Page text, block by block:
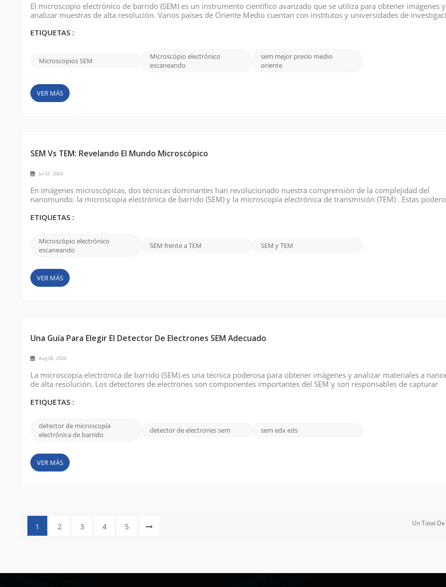
El microscopio electrónico de barrido (SEM) es un instrumento científico avanzado que se utiliza para obtener imágenes y
analizar muestras de alta resolución. Varios países de Oriente Medio cuentan con institutos y universidades de
investigación y desarrollo...
ETIQUETAS :
Microscopios SEM
Microscópio electrónico
escaneando
sem mejor precio medio
oriente
VER MÁS
SEM Vs TEM: Revelando El Mundo Microscópico
Jul 22 , 2024
En imágenes microscópicas, dos técnicas dominantes han revolucionado nuestra comprensión de la complejidad del
nanomundo: la microscopía electrónica de barrido (SEM) y la microscopía electrónica de transmisión (TEM) . Estas
en la composición, estructura y compor...
ETIQUETAS :
Microscópio electrónico
escaneando
SEM frente a TEM SEM y TEM
VER MÁS
Una Guía Para Elegir El Detector De Electrones SEM Adecuado
Aug 08 , 2024
La microscopía electrónica de barrido (SEM) es una técnica poderosa para obtener imágenes y analizar materiales a
de alta resolución. Los detectores de electrones son componentes importantes del SEM y son responsables de capturar
electrones adecuado. Este art...
ETIQUETAS :
detector de microscopía
electrónica de barrido
detector de electrones sem sem edx eds
VER MÁS
1 2 3 4 5 Un Total De